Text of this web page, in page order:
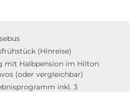
(Hinreise)
mit Halbpension im Hilton
(oder vergleichbar)
inkl. 3